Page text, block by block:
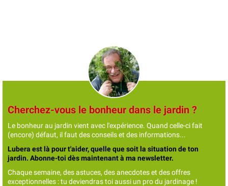
Cherchez-vous le bonheur dans le jardin ?
Le bonheur au jardin vient avec l'expérience. Quand celle-ci fait
(encore) défaut, il faut des conseils et des informations...
Lubera est là pour t'aider, quelle que soit la situation de ton
jardin. Abonne-toi dès maintenant à ma newsletter.
Chaque semaine, des astuces, des anecdotes et des offres
exceptionnelles : tu deviendras toi aussi un pro du jardinage !